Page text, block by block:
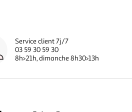
Service client 7j/7
03 59 30 59 30
8h>21h, dimanche 8h30>13h